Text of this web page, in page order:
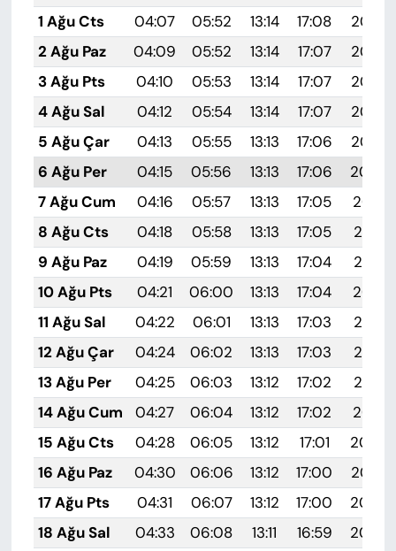
1 Ağu Cts
04:07 05:52 13:14 17:08
20:26
2 Ağu Paz
04:09 05:52 13:14 17:07
20:25
3 Ağu Pts
04:10 05:53 13:14 17:07
20:24
4 Ağu Sal
04:12 05:54 13:14 17:07
20:23
5 Ağu Çar
04:13 05:55 13:13 17:06
20:22
6 Ağu Per
04:15 05:56 13:13 17:06
20:20
7 Ağu Cum
04:16 05:57 13:13 17:05
20:19
8 Ağu Cts
04:18 05:58 13:13 17:05
20:18
9 Ağu Paz
04:19 05:59 13:13 17:04
20:17
10 Ağu Pts
04:21 06:00 13:13 17:04
20:16
11 Ağu Sal
04:22 06:01 13:13 17:03
20:14
12 Ağu Çar
04:24 06:02 13:13 17:03
20:13
13 Ağu Per
04:25 06:03 13:12 17:02
20:12
14 Ağu Cum
04:27 06:04 13:12 17:02
20:10
15 Ağu Cts
04:28 06:05 13:12 17:01
20:09
16 Ağu Paz
04:30 06:06 13:12 17:00
20:07
17 Ağu Pts
04:31 06:07 13:12 17:00
20:06
18 Ağu Sal
04:33 06:08 13:11 16:59
20:05